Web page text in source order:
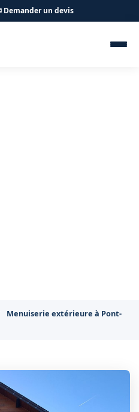
Demander un devis
Menuiserie extérieure à Pont-